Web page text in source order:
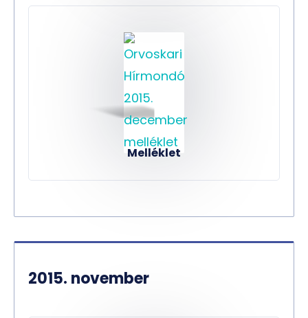
Melléklet
2015. november